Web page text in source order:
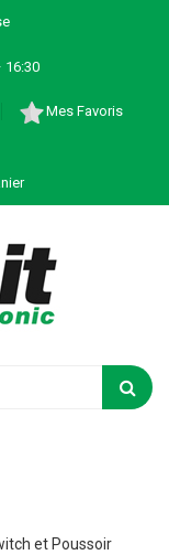
16:30
Mes Favoris
et Poussoir